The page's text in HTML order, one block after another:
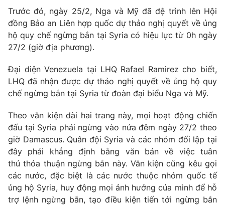
Sản phẩm
Thị trường
Tư vấn
Lịch phát sóng
Emagazine Podcast
Photo Infographic
Video Shorts video
VTV Money VTV Thể thao
VTV Sức khoẻ Bất động sản
Trước đó, ngày 25/2, Nga và Mỹ đã đệ trình lên Hội
đồng Bảo an Liên hợp quốc dự thảo nghị quyết về ủng
hộ quy chế ngừng bắn tại Syria có hiệu lực từ 0h ngày
27/2 (giờ địa phương).
Đại diện Venezuela tại LHQ Rafael Ramirez cho biết,
LHQ đã nhận được dự thảo nghị quyết về ủng hộ quy
chế ngừng bắn tại Syria từ đoàn đại biểu Nga và Mỹ.
Theo văn kiện dài hai trang này, mọi hoạt động chiến
đấu tại Syria phải ngừng vào nửa đêm ngày 27/2 theo
giờ Damascus. Quân đội Syria và các nhóm đối lập tại
đây phải khẳng định bằng văn bản về việc tuân
thủ thỏa thuận ngừng bắn này. Văn kiện cũng kêu gọi
các nước, đặc biệt là các nước thuộc nhóm quốc tế
ủng hộ Syria, huy động mọi ảnh hưởng của mình để hỗ
trợ lệnh ngừng bắn, tạo điều kiện tiến tới ngừng bắn